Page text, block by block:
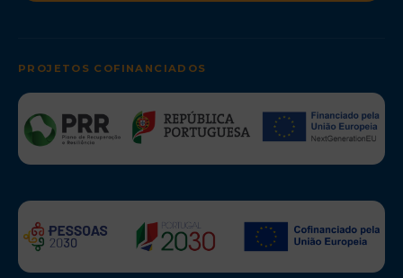
PROJETOS COFINANCIADOS